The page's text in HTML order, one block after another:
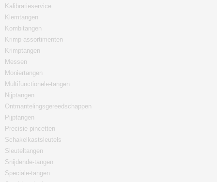
Kalibratieservice
Klemtangen
Kombitangen
Krimp-assortimenten
Krimptangen
Messen
Moniertangen
Multifunctionele-tangen
Nijptangen
Ontmantelingsgereedschappen
Pijptangen
Precisie-pincetten
Schakelkastsleutels
Sleuteltangen
Snijdende-tangen
Speciale-tangen